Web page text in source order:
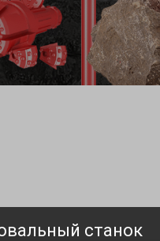
станок